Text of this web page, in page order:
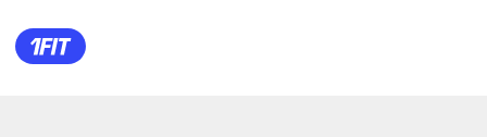
Каждые выходные в